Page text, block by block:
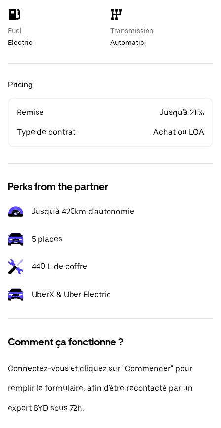
Fuel
Electric
Transmission
Automatic
Pricing
Remise Jusqu'à 21%
Type de contrat Achat ou LOA
Perks from the partner
Jusqu'à 420km d'autonomie
5 places
440 L de coffre
UberX & Uber Electric
Comment ça fonctionne ?
Connectez-vous et cliquez sur "Commencer" pour
remplir le formulaire, afin d'être recontacté par un
expert BYD sous 72h.